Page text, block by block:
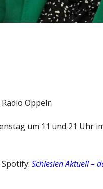
Oppeln
um 11 und 21 Uhr
Schlesien Aktuell –